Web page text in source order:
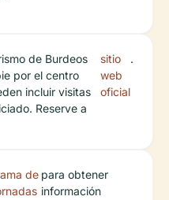
de Burdeos
por el centro
incluir visitas
Reserve a
sitio
web
oficial
.
de para obtener
información